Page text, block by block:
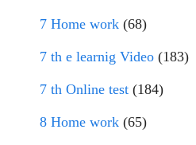
7 Home work (68)
7 th e learnig Video (183)
7 th Online test (184)
8 Home work (65)